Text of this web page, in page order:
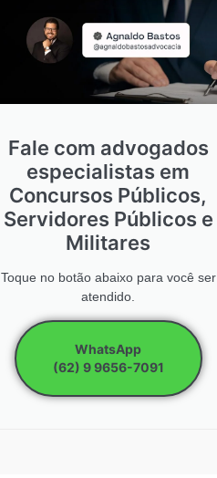
Fale com advogados
especialistas em
Concursos Públicos,
Servidores Públicos e
Militares
Toque no botão abaixo para você ser
atendido.
WhatsApp
(62) 9 9656-7091